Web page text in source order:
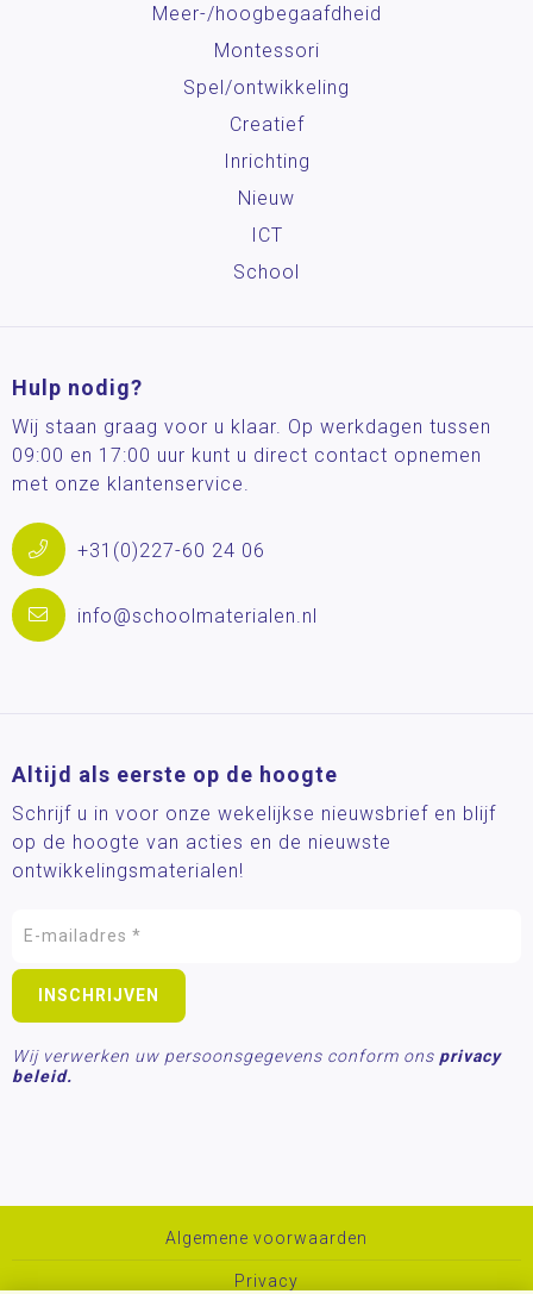
Meer-/hoog­begaafdheid
Montessori
Spel/ontwikkeling
Creatief
Inrichting
Nieuw
ICT
School
Hulp nodig?
Wij staan graag voor u klaar. Op werkdagen tussen
09:00 en 17:00 uur kunt u direct contact opnemen
met onze klantenservice.
+31(0)227-60 24 06
info@schoolmaterialen.nl
Altijd als eerste op de hoogte
Schrijf u in voor onze wekelijkse nieuwsbrief en blijf
op de hoogte van acties en de nieuwste
ontwikkelingsmaterialen!
Wij verwerken uw persoonsgegevens conform ons privacy
beleid.
Algemene voorwaarden
Privacy